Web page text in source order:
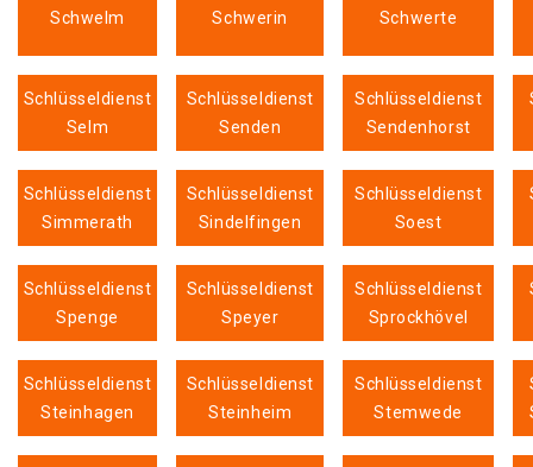
Schwelm
Schwerin
Schwerte
Schlüsseldienst
Selm
Schlüsseldienst
Senden
Schlüsseldienst
Sendenhorst
Schlüsseldienst
Simmerath
Schlüsseldienst
Sindelfingen
Schlüsseldienst
Soest
Schlüsseldienst
Spenge
Schlüsseldienst
Speyer
Schlüsseldienst
Sprockhövel
Schlüsseldienst
Steinhagen
Schlüsseldienst
Steinheim
Schlüsseldienst
Stemwede